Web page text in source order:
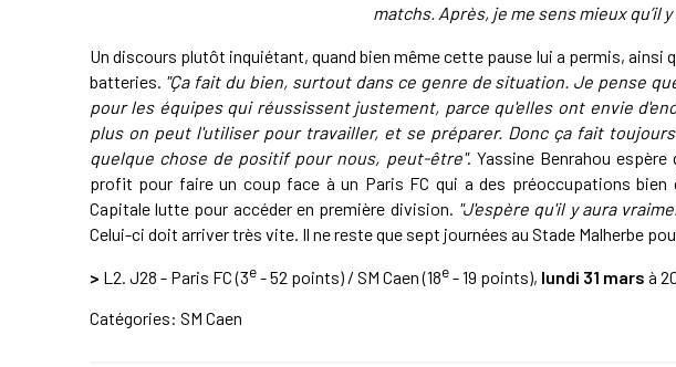
matchs. Après, je me sens mieux qu’il y
Un discours plutôt inquiétant, quand bien même cette pause lui a permis, ainsi
batteries. "Ça fait du bien, surtout dans ce genre de situation. Je pense
pour les équipes qui réussissent justement, parce qu'elles ont envie
plus on peut l'utiliser pour travailler, et se préparer. Donc ça fait
quelque chose de positif pour nous, peut-être". Yassine Benrahou
profit pour faire un coup face à un Paris FC qui a des préoccupations bien
Capitale lutte pour accéder en première division. "J'espère qu'il y aura
Celui-ci doit arriver très vite. Il ne reste que sept journées au Stade Malherbe
> L2. J28 - Paris FC (3e- 52 points) / SM Caen (18e- 19 points), lundi 31 mars à
Catégories: SM Caen